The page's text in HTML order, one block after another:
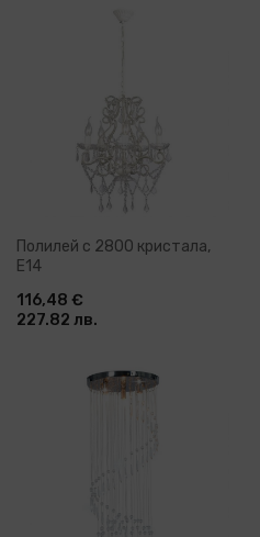
Полилей с 2800 кристала,
Е14
116,48 €
227.82 лв.